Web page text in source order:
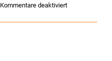
Kommentare deaktiviertfür
Vorteile